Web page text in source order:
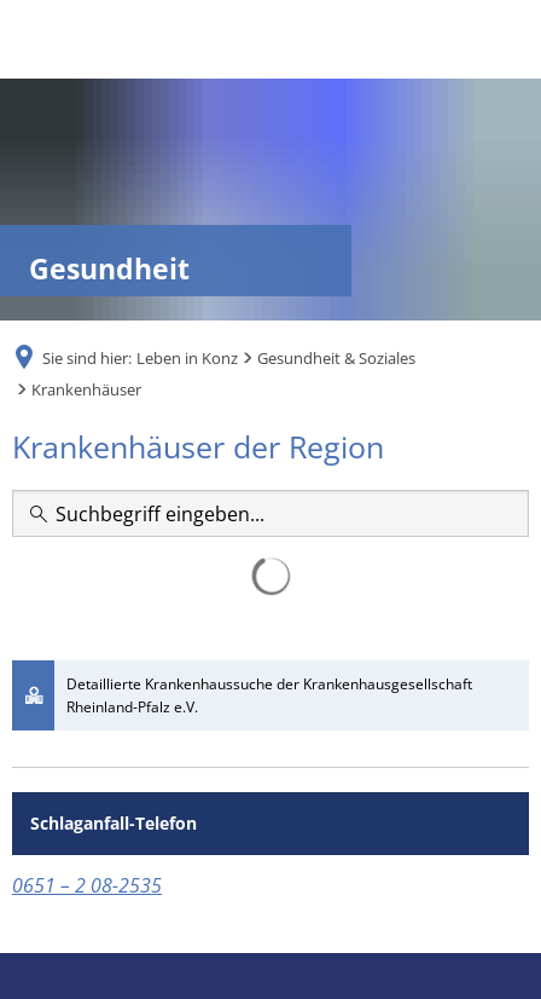
Gesundheit
Sie sind hier: Leben in Konz
Gesundheit & Soziales
Krankenhäuser
Krankenhäuser
Krankenhäuser der Region
Detaillierte Krankenhaussuche der Krankenhausgesellschaft
Rheinland-Pfalz e.V.
Schlaganfall-Telefon
0651 – 2 08-2535